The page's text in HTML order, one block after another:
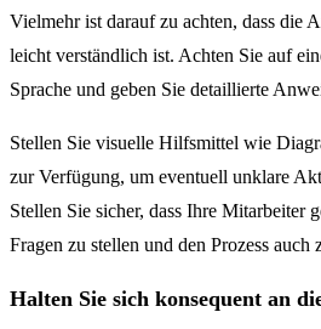
Vielmehr ist darauf zu achten, dass die
leicht verständlich ist. Achten Sie auf
Sprache und geben Sie detaillierte
Stellen Sie visuelle Hilfsmittel wie
zur Verfügung, um eventuell unklare
Stellen Sie sicher, dass Ihre Mitarbeiter
Fragen zu stellen und den Prozess auch
Halten Sie sich konsequent an